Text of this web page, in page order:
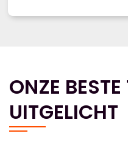
ONZE
UITGELICHT